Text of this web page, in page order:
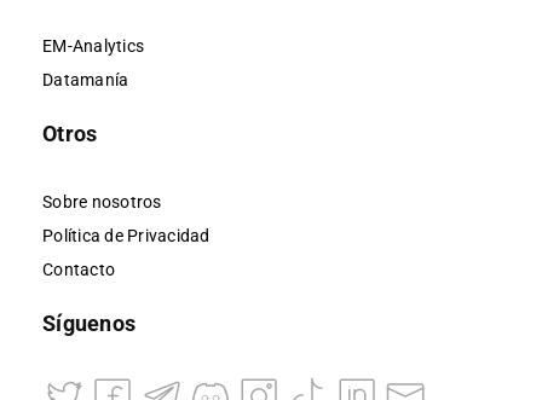
EM-Analytics
Datamanía
Otros
Sobre nosotros
Política de Privacidad
Contacto
Síguenos